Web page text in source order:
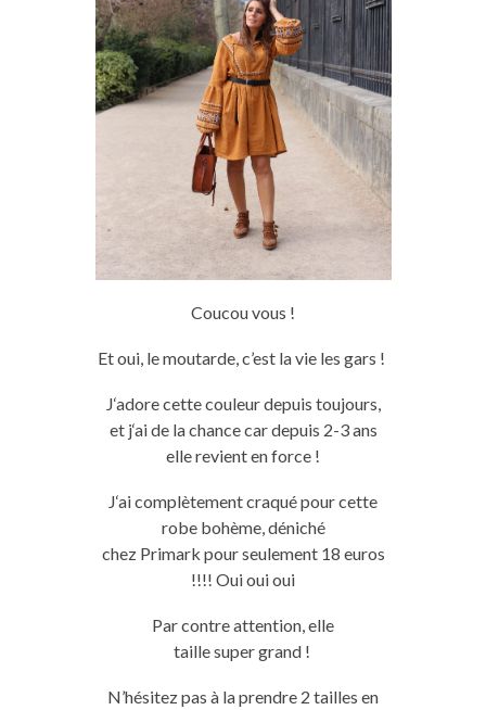
Coucou vous !
Et oui, lemoutarde, c’est la vie les gars !
J‘adore cette couleurdepuis toujours,
et j‘ai de lachance cardepuis 2-3 ans
elle revient en force !
J‘ai complètement craqué pour cette
robe bohème, déniché
chez Primark pour seulement 18 euros
!!!! Ouiouioui
Par contre attention, elle
taillesupergrand !
N’hésitez pas à laprendre 2 tailles en